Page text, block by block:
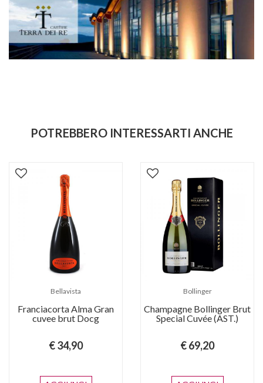
POTREBBERO INTERESSARTI ANCHE
Bellavista
Franciacorta Alma Gran
cuvee brut Docg
€ 34,90
Bollinger
Champagne Bollinger Brut
Special Cuvée (AST.)
€ 69,20